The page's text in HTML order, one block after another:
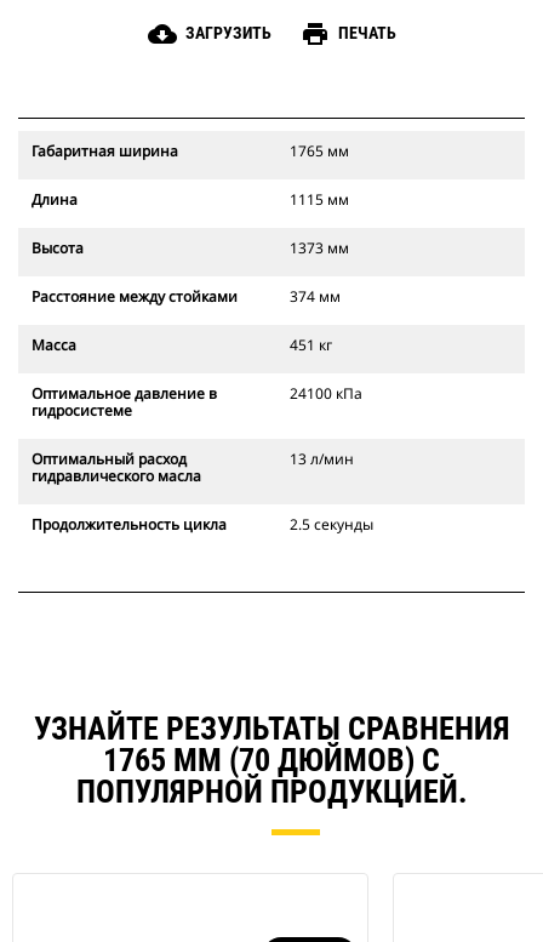
cloud_download ЗАГРУЗИТЬ print ПЕЧАТЬ
Габаритная ширина 1765 мм
Длина 1115 мм
Высота 1373 мм
Расстояние между стойками 374 мм
Масса 451 кг
Оптимальное давление в
гидросистеме
24100 кПа
Оптимальный расход
гидравлического масла
13 л/мин
Продолжительность цикла 2.5 секунды
УЗНАЙТЕ РЕЗУЛЬТАТЫ СРАВНЕНИЯ
1765 ММ (70 ДЮЙМОВ) С
ПОПУЛЯРНОЙ ПРОДУКЦИЕЙ.